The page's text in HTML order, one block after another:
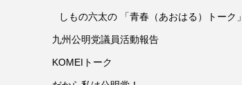
しもの六太の 「青春（あおはる）トーク」
九州公明党議員活動報告
KOMEIトーク